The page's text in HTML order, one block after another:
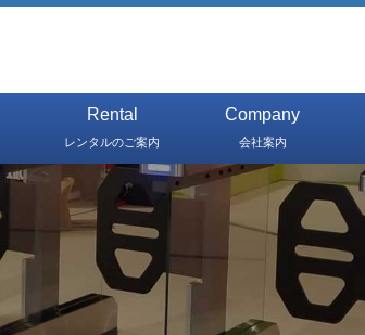
Rental
レンタルのご案内
Company
会社案内